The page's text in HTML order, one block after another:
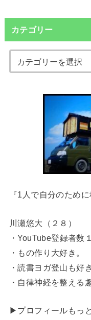
カテゴリー
『1人で自分のため
川瀬悠大（２８）
・YouTube登録者数
・もの作り大好き。
・読書ヨガ登山も好き
・自律神経を整える
▶︎プロフィールもっ